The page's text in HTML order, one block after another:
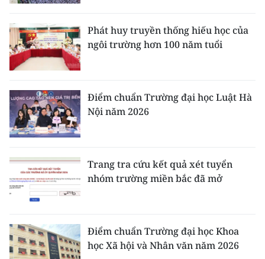
Phát huy truyền thống hiếu học của
ngôi trường hơn 100 năm tuổi
Điểm chuẩn Trường đại học Luật Hà
Nội năm 2026
Trang tra cứu kết quả xét tuyển
nhóm trường miền bắc đã mở
Điểm chuẩn Trường đại học Khoa
học Xã hội và Nhân văn năm 2026